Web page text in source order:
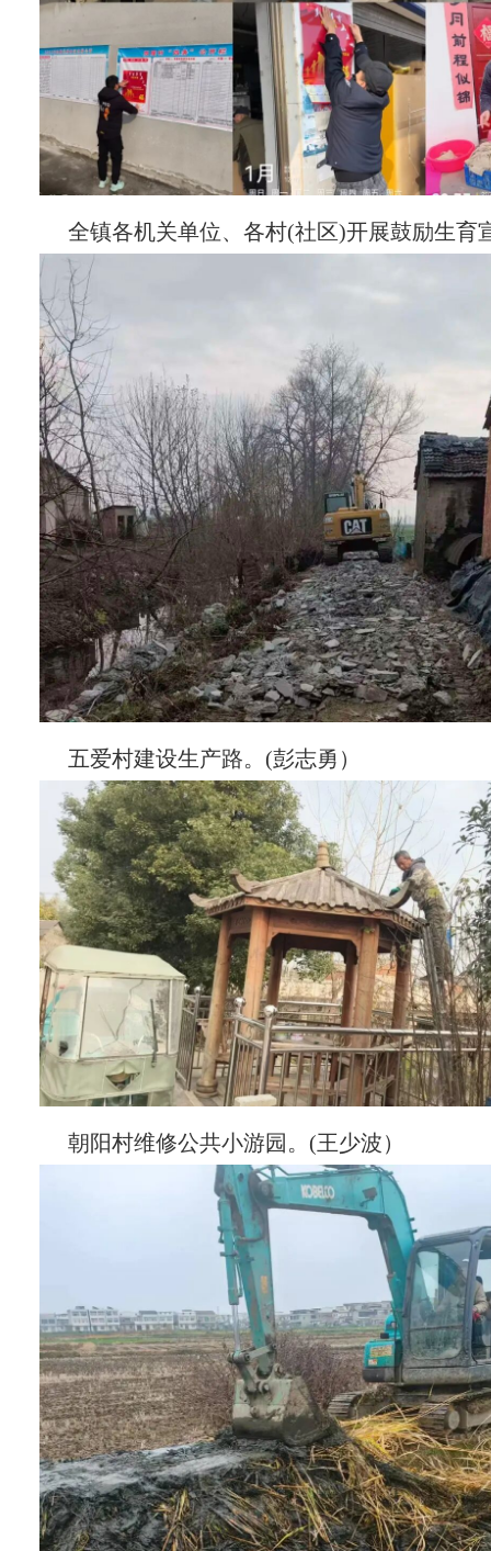
全镇各机关单位、各村(社区)开展鼓励生育
五爱村建设生产路。(彭志勇）
朝阳村维修公共小游园。(王少波）